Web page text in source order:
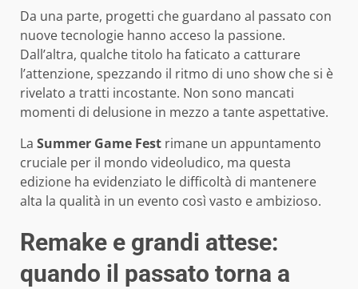
Da una parte, progetti che guardano al passato con
nuove tecnologie hanno acceso la passione.
Dall’altra, qualche titolo ha faticato a catturare
l’attenzione, spezzando il ritmo di uno show che si è
rivelato a tratti incostante. Non sono mancati
momenti di delusione in mezzo a tante aspettative.
La Summer Game Fest rimane un appuntamento
cruciale per il mondo videoludico, ma questa
edizione ha evidenziato le difficoltà di mantenere
alta la qualità in un evento così vasto e ambizioso.
Remake e grandi attese:
quando il passato torna a